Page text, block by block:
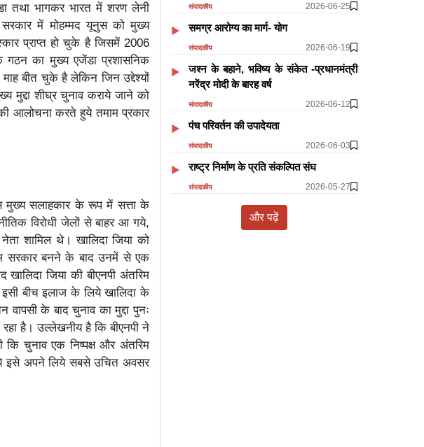
तथा भागकर भारत में शरण लेनी
में मोहम्मद यूनुस को मुख्य
प्राप्त हो चुके है जिसमें 2006
गठन का मुख्य एजेंडा प्रशासनिक
बीत चुके है लेकिन जिन उद्देश्यों
शीघ्र चुनाव कराये जाने को
आलोचना करते हुये तमाम प्रकार
मुख्य सलाहकार के रूप में सत्ता के
विरोधी जेलों से बाहर आ गये,
शामिल थे। खालिदा जिया को
सरकार बनने के बाद उनमें से एक
जिया की बीएनपी अंतरिम
बीच इलाज के लिये खालिदा के
के बाद चुनाव का मुद्दा पुनः
है। उल्लेखनीय है कि बीएनपी ने
कि चुनाव एक निष्पक्ष और अंतरिम
इसे अपने लिये सबसे उचित अवसर
संपादकीय 2026-06-25
समग्र आरोग्य का मार्ग- योग
संपादकीय 2026-06-19
जश्न के बहाने, भविष्य के संकेत -प्रधानमंत्री
नरेंद्र मोदी के बारह वर्ष
संपादकीय 2026-06-12
पंच परिवर्तन की उपादेयता
संपादकीय 2026-06-03
राष्ट्र निर्माण के प्रति संकल्पित संघ
संपादकीय 2026-05-27
और पढ़ें